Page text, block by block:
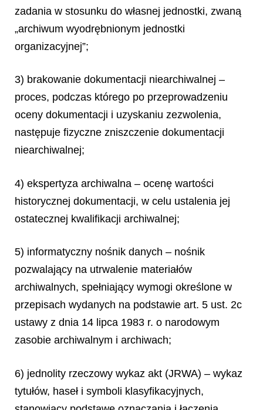
zadania w stosunku do własnej jednostki, zwaną
„archiwum wyodrębnionym jednostki
organizacyjnej”;
3) brakowanie dokumentacji niearchiwalnej –
proces, podczas którego po przeprowadzeniu
oceny dokumentacji i uzyskaniu zezwolenia,
następuje fizyczne zniszczenie dokumentacji
niearchiwalnej;
4) ekspertyza archiwalna – ocenę wartości
historycznej dokumentacji, w celu ustalenia jej
ostatecznej kwalifikacji archiwalnej;
5) informatyczny nośnik danych – nośnik
pozwalający na utrwalenie materiałów
archiwalnych, spełniający wymogi określone w
przepisach wydanych na podstawie art. 5 ust. 2c
ustawy z dnia 14 lipca 1983 r. o narodowym
zasobie archiwalnym i archiwach;
6) jednolity rzeczowy wykaz akt (JRWA) – wykaz
tytułów, haseł i symboli klasyfikacyjnych,